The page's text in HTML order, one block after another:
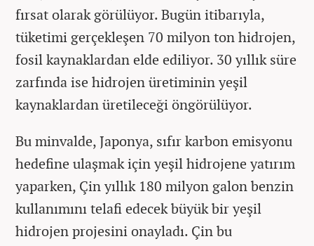
fırsat olarak görülüyor. Bugün itibarıyla,
tüketimi gerçekleşen 70 milyon ton hidrojen,
fosil kaynaklardan elde ediliyor. 30 yıllık süre
zarfında ise hidrojen üretiminin yeşil
kaynaklardan üretileceği öngörülüyor.
Bu minvalde, Japonya, sıfır karbon emisyonu
hedefine ulaşmak için yeşil hidrojene yatırım
yaparken, Çin yıllık 180 milyon galon benzin
kullanımını telafi edecek büyük bir yeşil
hidrojen projesini onayladı. Çin bu